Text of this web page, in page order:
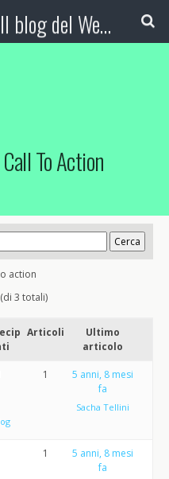
Booking Blog™ - Il blog del Web Marketing Turistico
To Action
action
3 totali)
Articoli
Ultimo
articolo
1
5 anni, 8 mesi
fa
Sacha Tellini
1
5 anni, 8 mesi
fa